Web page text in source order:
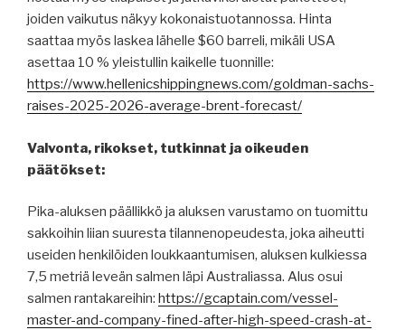
joiden vaikutus näkyy kokonaistuotannossa. Hinta
saattaa myös laskea lähelle $60 barreli, mikäli USA
asettaa 10 % yleistullin kaikelle tuonnille:
https://www.hellenicshippingnews.com/goldman-sachs-
raises-2025-2026-average-brent-forecast/
Valvonta, rikokset, tutkinnat ja oikeuden
päätökset:
Pika-aluksen päällikkö ja aluksen varustamo on tuomittu
sakkoihin liian suuresta tilannenopeudesta, joka aiheutti
useiden henkilöiden loukkaantumisen, aluksen kulkiessa
7,5 metriä leveän salmen läpi Australiassa. Alus osui
salmen rantakareihin: https://gcaptain.com/vessel-
master-and-company-fined-after-high-speed-crash-at-